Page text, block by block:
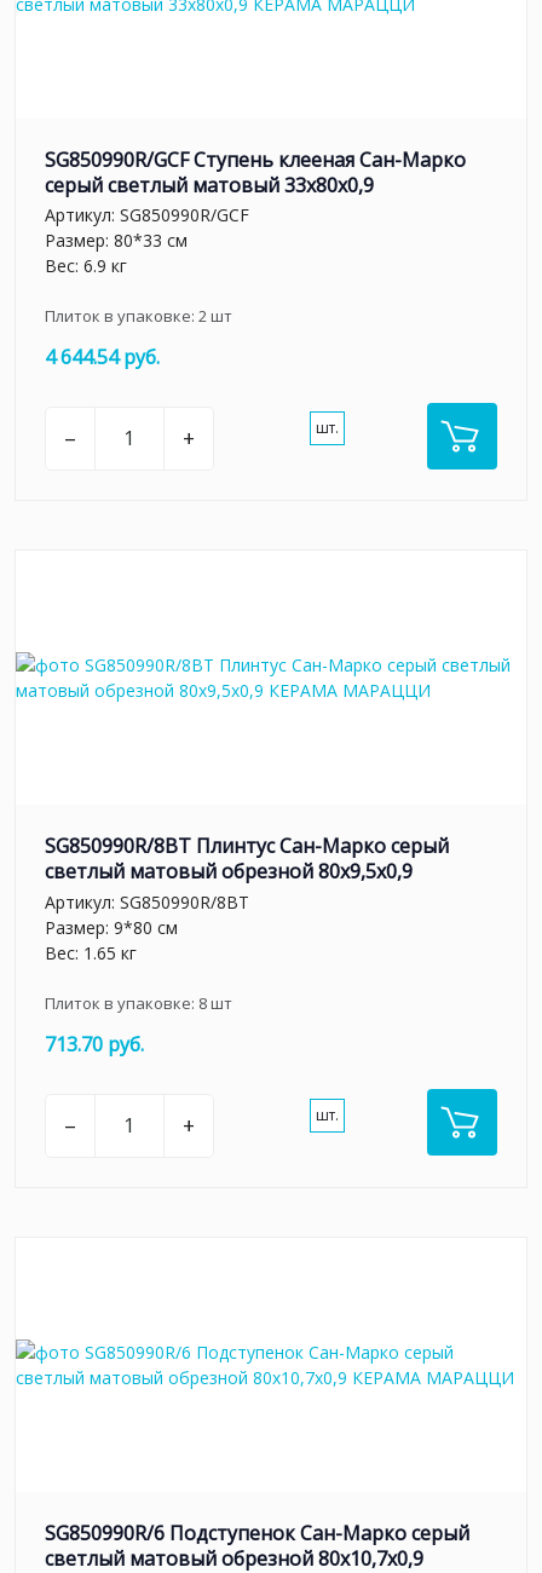
SG850990R/GCF Ступень клееная Сан-Марко
серый светлый матовый 33x80x0,9
Артикул: SG850990R/GCF
Размер: 80*33 см
Вес: 6.9 кг
Плиток в упаковке: 2шт
4 644.54 руб.
– + шт.
SG850990R/8BT Плинтус Сан-Марко серый
светлый матовый обрезной 80x9,5x0,9
Артикул: SG850990R/8BT
Размер: 9*80 см
Вес: 1.65 кг
Плиток в упаковке: 8шт
713.70 руб.
– + шт.
SG850990R/6 Подступенок Сан-Марко серый
светлый матовый обрезной 80x10,7x0,9